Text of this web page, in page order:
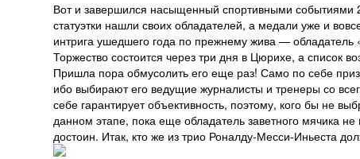
Вот и завершился насыщенный спортивными событиями
статуэтки нашли своих обладателей, а медали уже и
интрига ушедшего года по прежнему жива —
Торжество состоится через три дня в Цюрихе, а список
Пришла пора обмусолить его еще раз! Само по себе
ибо выбирают его ведущие журналисты и тренеры со
себе гарантирует объективность, поэтому, кого бы не
данном этапе, пока еще обладатель заветного мячика
достоин. Итак, кто же из трио Роналду-Месси-Иньеста